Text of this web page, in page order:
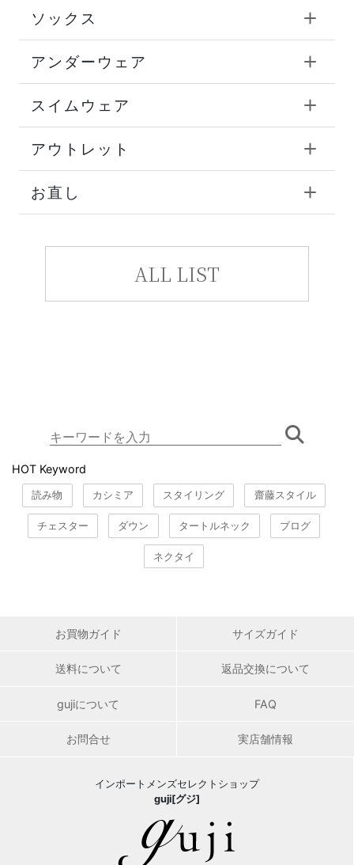
ソックス
アンダーウェア
スイムウェア
アウトレット
お直し
ALL LIST
HOT Keyword
読み物 カシミア スタイリング 齋藤スタイル
チェスター ダウン タートルネック ブログ
ネクタイ
お買物ガイド サイズガイド
送料について 返品交換について
gujiについて FAQ
お問合せ 実店舗情報
インポートメンズセレクトショップ
guji[グジ]